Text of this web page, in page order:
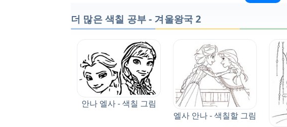
더 많은 색칠 공부 - 겨울왕국 2
안나 엘사 - 색칠 그림
엘사 안나 - 색칠할 그림